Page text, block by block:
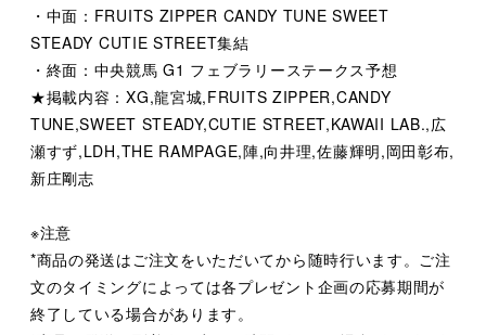
・中面：FRUITS ZIPPER CANDY TUNE SWEET
STEADY CUTIE STREET集結
・終面：中央競馬 G1 フェブラリーステークス予想
★掲載内容：XG,龍宮城,FRUITS ZIPPER,CANDY
TUNE,SWEET STEADY,CUTIE STREET,KAWAII LAB.,広
瀬すず,LDH,THE RAMPAGE,陣,向井理,佐藤輝明,岡田彰布,
新庄剛志
※注意
*商品の発送はご注文をいただいてから随時行います。ご注
文のタイミングによっては各プレゼント企画の応募期間が
終了している場合があります。